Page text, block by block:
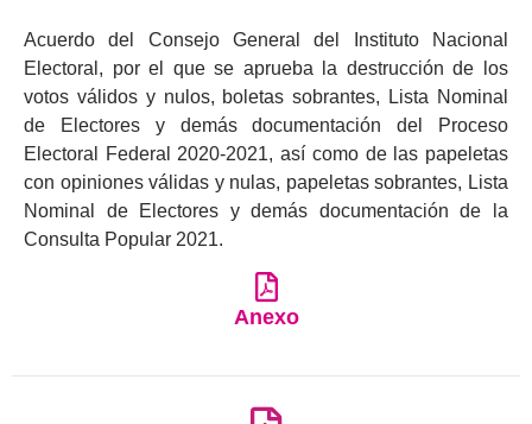
Acuerdo del Consejo General del Instituto Nacional
Electoral, por el que se aprueba la destrucción de los
votos válidos y nulos, boletas sobrantes, Lista Nominal
de Electores y demás documentación del Proceso
Electoral Federal 2020-2021, así como de las papeletas
con opiniones válidas y nulas, papeletas sobrantes, Lista
Nominal de Electores y demás documentación de la
Consulta Popular 2021.
Anexo